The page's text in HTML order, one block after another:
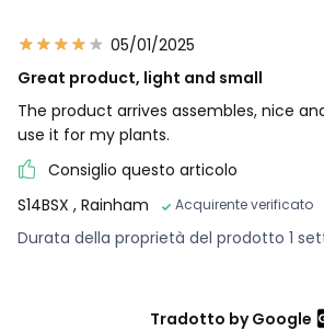
05/01/2025
Great product, light and small
The product arrives assembles, nice
use it for my plants.
Consiglio questo articolo
S14BSX , Rainham Acquirente verificato
Durata della proprietà del prodotto 1
Tradotto by Google